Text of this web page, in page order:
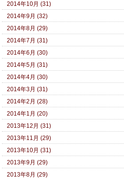
2014年10月 (31)
2014年9月 (32)
2014年8月 (29)
2014年7月 (31)
2014年6月 (30)
2014年5月 (31)
2014年4月 (30)
2014年3月 (31)
2014年2月 (28)
2014年1月 (20)
2013年12月 (31)
2013年11月 (29)
2013年10月 (31)
2013年9月 (29)
2013年8月 (29)